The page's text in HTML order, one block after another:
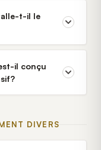
t-il le
il conçu
DIVERS